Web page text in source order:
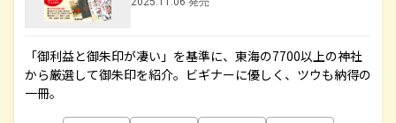
「御利益と御朱印が凄い」を基準に、東海の7700以上の神社
から厳選して御朱印を紹介。ビギナーに優しく、ツウも納得の
一冊。